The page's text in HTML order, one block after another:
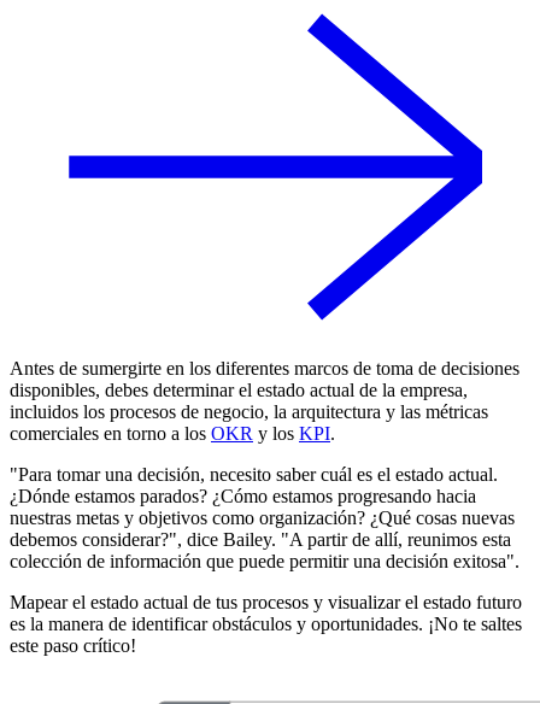
Antes de sumergirte en los diferentes marcos de toma de decisiones
disponibles, debes determinar el estado actual de la empresa,
incluidos los procesos de negocio, la arquitectura y las métricas
comerciales en torno a los OKR y los KPI.
"Para tomar una decisión, necesito saber cuál es el estado actual.
¿Dónde estamos parados? ¿Cómo estamos progresando hacia
nuestras metas y objetivos como organización? ¿Qué cosas nuevas
debemos considerar?", dice Bailey. "A partir de allí, reunimos esta
colección de información que puede permitir una decisión exitosa".
Mapear el estado actual de tus procesos y visualizar el estado futuro
es la manera de identificar obstáculos y oportunidades. ¡No te saltes
este paso crítico!